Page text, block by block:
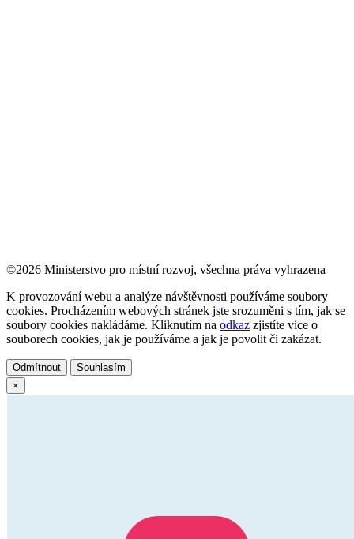
©2026 Ministerstvo pro místní rozvoj, všechna práva vyhrazena
K provozování webu a analýze návštěvnosti používáme soubory
cookies. Procházením webových stránek jste srozuměni s tím, jak se
soubory cookies nakládáme. Kliknutím na odkaz zjistíte více o
souborech cookies, jak je používáme a jak je povolit či zakázat.
Odmítnout
Souhlasím
×